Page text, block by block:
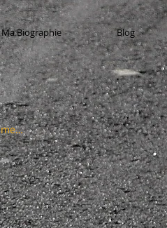
Ma Biographie Blog